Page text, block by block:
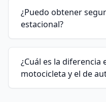
¿Puedo obtener
estacional?
¿Cuál es la
motocicleta y el de